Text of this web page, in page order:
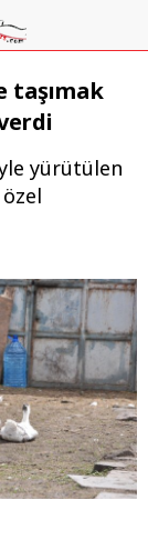
taşımak
yürütülen